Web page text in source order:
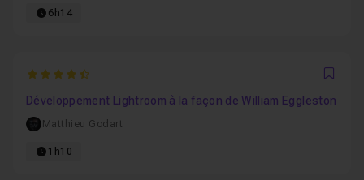
6h14
4.75
Développement Lightroom à la façon de William Eggleston
Matthieu Godart
1h10